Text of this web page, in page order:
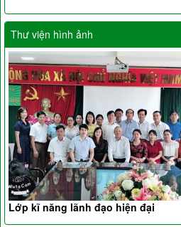
Thư viện hình ảnh
Lớp kĩ năng lãnh đạo hiện đại